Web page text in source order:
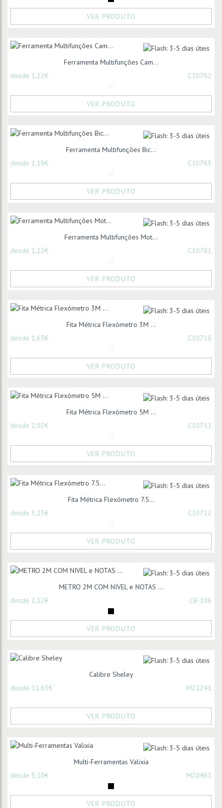
VER PRODUTO
Ferramenta Multifunções Cam...
desde 1,22€
C10782
VER PRODUTO
Ferramenta Multifunções Bic...
desde 1,18€
C10783
VER PRODUTO
Ferramenta Multifunções Mot...
desde 1,22€
C10781
VER PRODUTO
Fita Métrica Flexómetro 3M ...
desde 1,63€
C10710
VER PRODUTO
Fita Métrica Flexómetro 5M ...
desde 2,02€
C10711
VER PRODUTO
Fita Métrica Flexómetro 7.5...
desde 3,13€
C10712
VER PRODUTO
METRO 2M COM NIVEL e NOTAS ...
desde 2,12€
CB-106
VER PRODUTO
Calibre Sheley
desde 11,63€
M21241
VER PRODUTO
Multi-Ferramentas Valixia
desde 5,10€
M20481
VER PRODUTO